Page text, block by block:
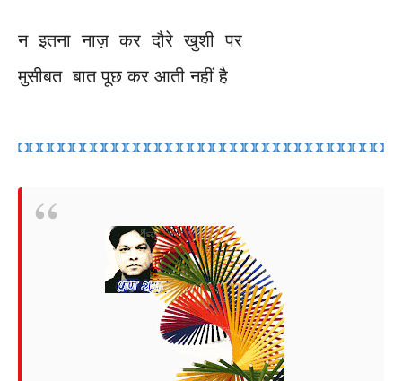
न इतना नाज़ कर दौरे खुशी पर
मुसीबत बात पूछ कर आती नहीं है
◘◘◘◘◘◘◘◘◘◘◘◘◘◘◘◘◘◘◘◘◘◘◘◘◘◘◘◘◘◘◘◘◘◘